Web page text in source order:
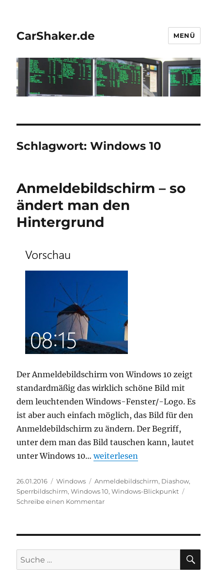
CarShaker.de MENÜ
Schlagwort:Windows 10
Anmeldebildschirm – so
ändert man den
Hintergrund
Der Anmeldebildschirm von Windows 10 zeigt
standardmäßig das wirklich schöne Bild mit
dem leuchtenden Windows-Fenster/-Logo. Es
ist aber auch einfach möglich, das Bild für den
Anmeldebildschirm zu ändern. Der Begriff,
unter dem man das Bild tauschen kann, lautet
unter Windows 10…„Anmeldebildschirm – so
weiterlesen
Veröffentlicht
am
26.01.2016 Kategorien
Windows Schlagwörter
Anmeldebildschirm, Diashow,
Sperrbildschirm,Windows 10,Windows-Blickpunkt
Schreibe einen Kommentarzu
man
Hintergrund
Suche
nach: